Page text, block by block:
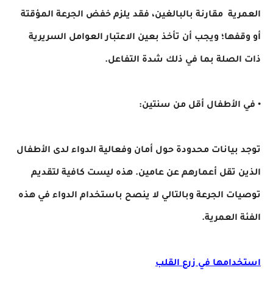
العمرية مقارنة بالبالغين، فقد يلزم خفض الجرعة المؤقتة
أو وقفها؛ ويجب أن تأخذ بعين الاعتبار العوامل السريرية
ذات الصلة بما في ذلك شدة التفاعل.
• في الأطفال أقل من سنتين:
توجد بيانات محدودة حول أمان وفعالية الدواء لدى الأطفال
الذين تقل أعمارهم عن عامين. هذه ليست كافية لتقديم
توصيات الجرعة وبالتالي لا ينصح باستخدام الدواء في هذه
الفئة العمرية.
استخدامها في زرع القلب